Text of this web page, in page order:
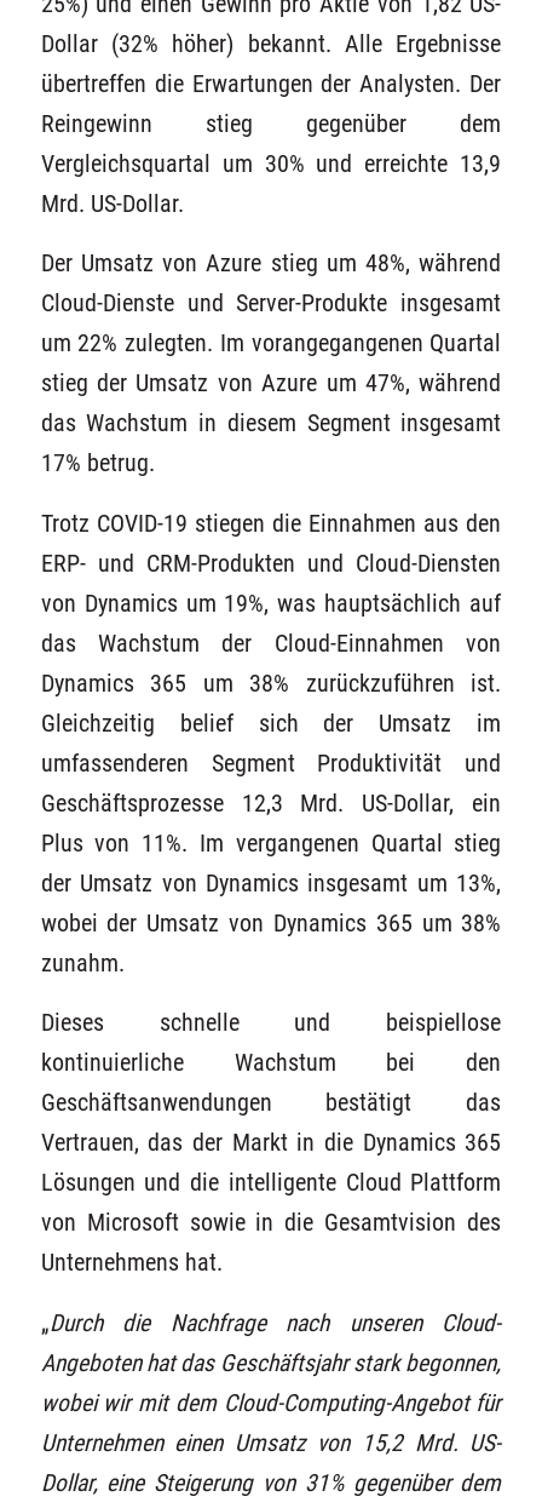
Dollar (32% höher) bekannt. Alle Ergebnisse
übertreffen die Erwartungen der Analysten. Der
Reingewinn stieg gegenüber dem
Vergleichsquartal um 30% und erreichte 13,9
Mrd. US-Dollar.
Der Umsatz von Azure stieg um 48%, während
Cloud-Dienste und Server-Produkte insgesamt
um 22% zulegten. Im vorangegangenen Quartal
stieg der Umsatz von Azure um 47%, während
das Wachstum in diesem Segment insgesamt
17% betrug.
Trotz COVID-19 stiegen die Einnahmen aus den
ERP- und CRM-Produkten und Cloud-Diensten
von Dynamics um 19%, was hauptsächlich auf
das Wachstum der Cloud-Einnahmen von
Dynamics 365 um 38% zurückzuführen ist.
Gleichzeitig belief sich der Umsatz im
umfassenderen Segment Produktivität und
Geschäftsprozesse 12,3 Mrd. US-Dollar, ein
Plus von 11%. Im vergangenen Quartal stieg
der Umsatz von Dynamics insgesamt um 13%,
wobei der Umsatz von Dynamics 365 um 38%
zunahm.
Dieses schnelle und beispiellose
kontinuierliche Wachstum bei den
Geschäftsanwendungen bestätigt das
Vertrauen, das der Markt in die Dynamics 365
Lösungen und die intelligente Cloud Plattform
von Microsoft sowie in die Gesamtvision des
Unternehmens hat.
„Durch die Nachfrage nach unseren Cloud-
Angeboten hat das Geschäftsjahr stark begonnen,
wobei wir mit dem Cloud-Computing-Angebot für
Unternehmen einen Umsatz von 15,2 Mrd. US-
Dollar, eine Steigerung von 31% gegenüber dem